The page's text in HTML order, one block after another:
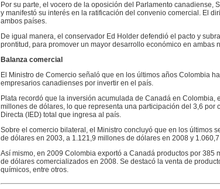
Por su parte, el vocero de la oposición del Parlamento canadiense,
y manifestó su interés en la ratificación del convenio comercial. El
ambos países.
De igual manera, el conservador Ed Holder defendió el pacto y
prontitud, para promover un mayor desarrollo económico en ambas
Balanza comercial
El Ministro de Comercio señaló que en los últimos años Colombia
empresarios canadienses por invertir en el país.
Plata recordó que la inversión acumulada de Canadá en Colombia,
millones de dólares, lo que representa una participación del 3,6 por
Directa (IED) total que ingresa al país.
Sobre el comercio bilateral, el Ministro concluyó que en los últimos
de dólares en 2003, a 1.121,9 millones de dólares en 2008 y
Así mismo, en 2009 Colombia exportó a Canadá productos por 385
de dólares comercializados en 2008. Se destacó la venta de
químicos, entre otros.